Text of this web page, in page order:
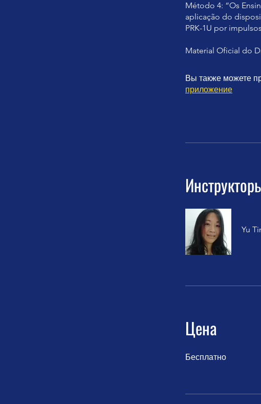
Método 4: “Os
aplicação do
PRK-1U por
Material Oficial do
Вы также можете
приложение
Yu
Цена
Бесплатно